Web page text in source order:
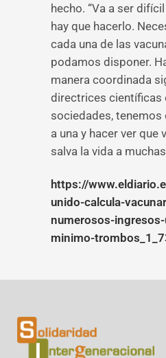
hecho. “Va a ser
hay que hacerlo.
cada una de las
podamos disponer.
manera coordinada
directrices científicas
sociedades,
a una y hacer ver que
salva la vida a
https://
unido-calcula-
numerosos-
minimo-